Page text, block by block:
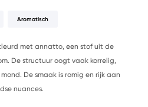
Aromatisch
met annatto, een stof uit de
De structuur oogt vaak korrelig,
De smaak is romig en rijk aan
nuances.